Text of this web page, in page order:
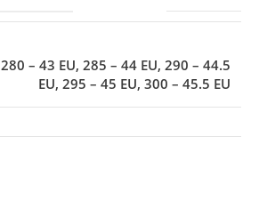
280 – 43 EU, 285 – 44 EU, 290 – 44.5
EU, 295 – 45 EU, 300 – 45.5 EU